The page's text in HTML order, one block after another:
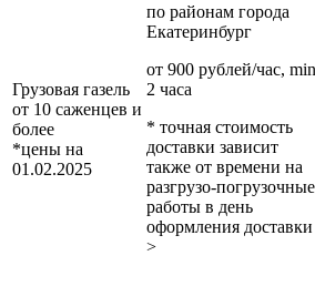
Грузовая газель
от 10 саженцев и
более
*цены на
01.02.2025
по районам города
Екатеринбург
от 900 рублей/час, min
2 часа
* точная стоимость
доставки зависит
также от времени на
разгрузо-погрузочные
работы в день
оформления доставки
>